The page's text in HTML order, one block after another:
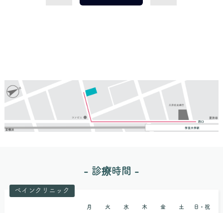
診療時間
ペインクリニック
月 火 水 木 金 土 日・祝